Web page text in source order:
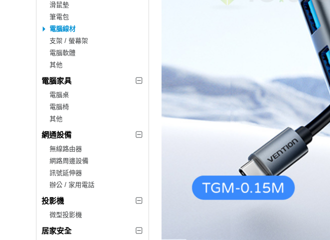
滑鼠墊
筆電包
電腦線材
支架 / 螢幕架
電腦軟體
其他
電腦家具
電腦桌
電腦椅
其他
網通設備
無線路由器
網路周邊設備
訊號延伸器
辦公 / 家用電話
投影機
微型投影機
居家安全